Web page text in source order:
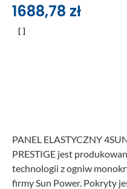
1688,78 zł
PANEL ELASTYCZNY
PRESTIGE jest
technologii z ogniw
firmy Sun Power. Pokryty